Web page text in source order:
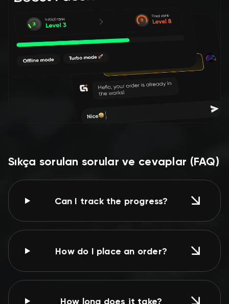
Sıkça sorulan sorular ve cevaplar (FAQ)
Can I track the progress?
How do I place an order?
How long does it take?